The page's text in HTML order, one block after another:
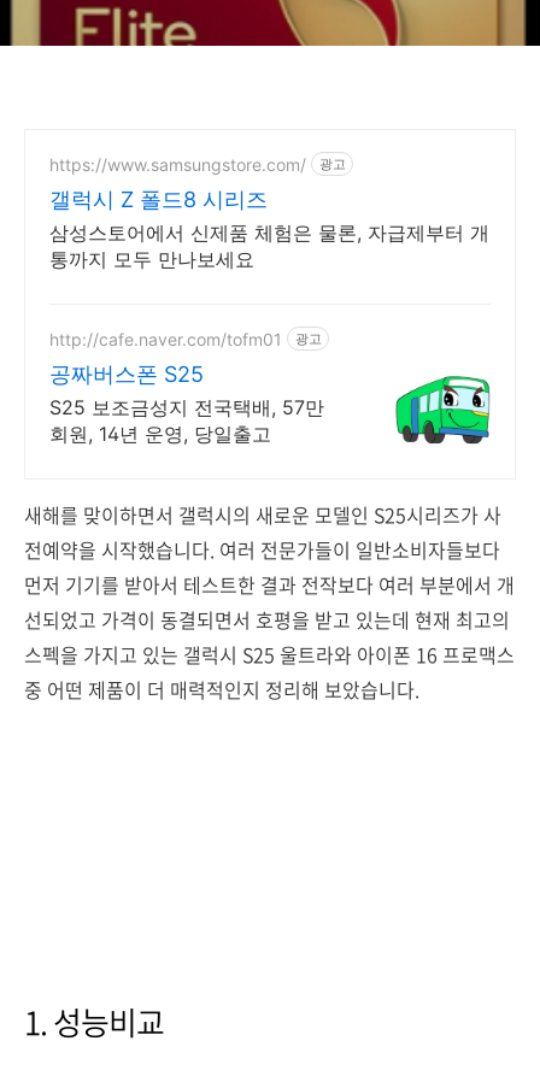
https://www.samsungstore.com/ 광고
갤럭시 Z 폴드8 시리즈
삼성스토어에서 신제품 체험은 물론, 자급제부터 개
통까지 모두 만나보세요
http://cafe.naver.com/tofm01 광고
공짜버스폰 S25
S25 보조금성지 전국택배, 57만
회원, 14년 운영, 당일출고
새해를 맞이하면서 갤럭시의 새로운 모델인 S25시리즈가 사
전예약을 시작했습니다. 여러 전문가들이 일반소비자들보다
먼저 기기를 받아서 테스트한 결과 전작보다 여러 부분에서 개
선되었고 가격이 동결되면서 호평을 받고 있는데 현재 최고의
스펙을 가지고 있는 갤럭시 S25 울트라와 아이폰 16 프로맥스
중 어떤 제품이 더 매력적인지 정리해 보았습니다.
1. 성능비교